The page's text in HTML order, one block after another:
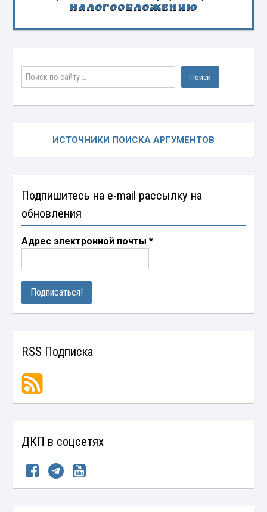
налогообложению
ИСТОЧНИКИ ПОИСКА АРГУМЕНТОВ
Подпишитесь на e-mail рассылку на
обновления
Адрес электронной почты*
RSS Подписка
ДКП в соцсетях